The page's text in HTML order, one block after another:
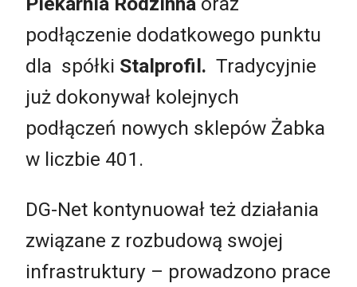
podłączenie dodatkowego punktu
dla spółki Stalprofil. Tradycyjnie
już dokonywał kolejnych
podłączeń nowych sklepów Żabka
w liczbie 401.
DG-Net kontynuował też działania
związane z rozbudową swojej
infrastruktury – prowadzono prace